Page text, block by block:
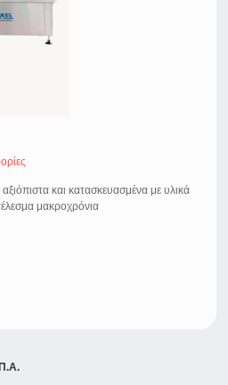
και κατασκευασμένα με υλικά
μακροχρόνια